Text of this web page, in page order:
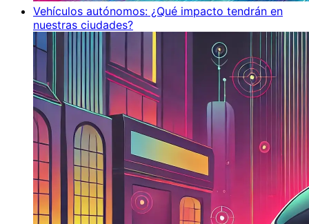
Vehículos autónomos: ¿Qué impacto tendrán en
nuestras ciudades?